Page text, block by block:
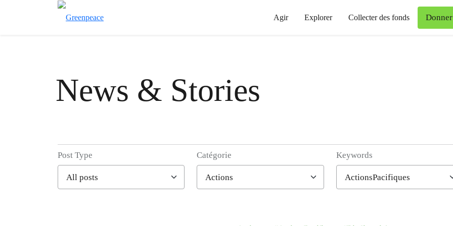
Agir Explorer Collecter des fonds Donner
News & Stories
Filter posts
Post Type Catégorie Keywords